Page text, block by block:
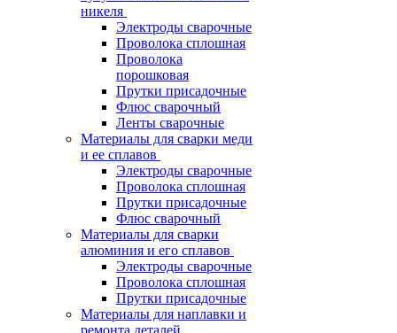
никеля
Электроды сварочные
Проволока сплошная
Проволока
порошковая
Прутки присадочные
Флюс сварочный
Ленты сварочные
Материалы для сварки меди
и ее сплавов
Электроды сварочные
Проволока сплошная
Прутки присадочные
Флюс сварочный
Материалы для сварки
алюминия и его сплавов
Электроды сварочные
Проволока сплошная
Прутки присадочные
Материалы для наплавки и
ремонта деталей